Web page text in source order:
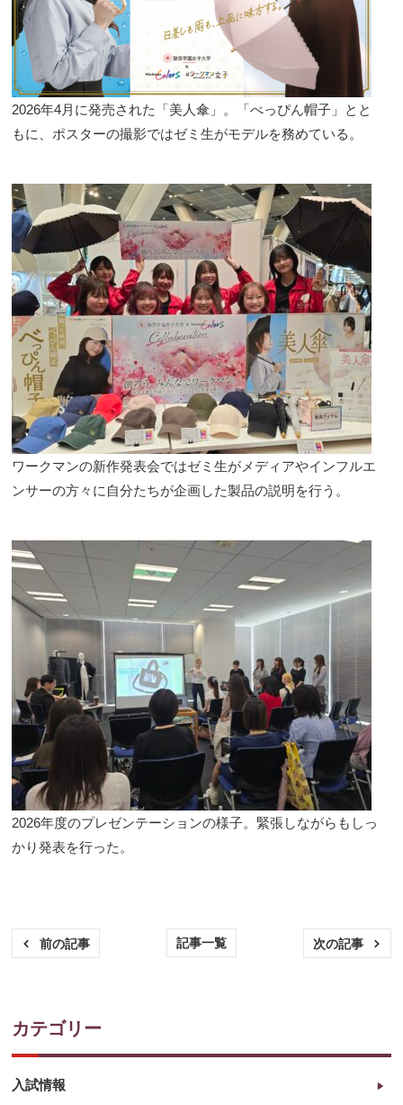
2026年4月に発売された「美人傘」。「べっぴん帽子」とと
もに、ポスターの撮影ではゼミ生がモデルを務めている。
ワークマンの新作発表会ではゼミ生がメディアやインフルエ
ンサーの方々に自分たちが企画した製品の説明を行う。
2026年度のプレゼンテーションの様子。緊張しながらもしっ
かり発表を行った。
前の記事 記事一覧 次の記事
カテゴリー
入試情報